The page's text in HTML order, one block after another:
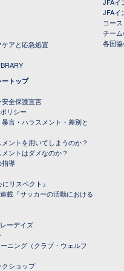
アと応急処置
ートップ
全保護宣言
リシー
言・ハラスメント・差別と
ントを用いてしまうのか？
ントはダメなのか？
指導
リスペクト』
載『サッカーの活動における
ーデイズ
ニング（クラブ・ウェルフ
ショップ
JFAイ
コース
チー
各国